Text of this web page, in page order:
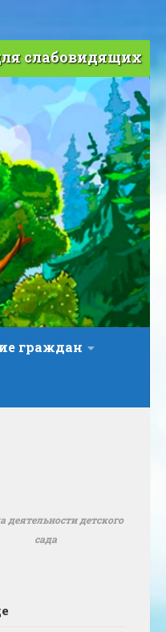
слабовидящих
граждан
деятельности детского
сада